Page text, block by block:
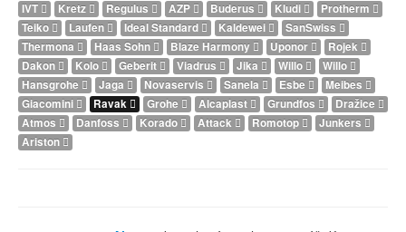
IVT
Kretz Regulus AZP Buderus Kludi
Protherm
Teiko
Laufen Ideal Standard Kaldewei
SanSwiss
Thermona
Haas Sohn Blaze Harmony Uponor
Rojek
Dakon
Kolo Geberit Viadrus Jika Willo
Willo
Hansgrohe
Jaga Novaservis Sanela Esbe
Meibes
Giacomini
Ravak Grohe Alcaplast Grundfos
Dražice
Atmos
Danfoss Korado Attack Romotop
Junkers
Ariston